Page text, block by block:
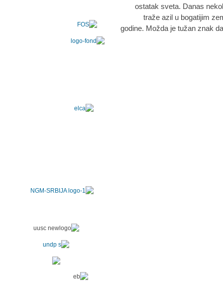
ostatak sveta. Danas
traže azil u bogatijim
godine. Možda je tužan znak